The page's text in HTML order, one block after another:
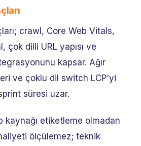
crawl, Core Web Vitals,
çok dilli URL yapısı ve
kapsar. Ağır
ve çoklu dil switch LCP'yi
süresi uzar.
kaynağı etiketleme olmadan
ölçülemez; teknik